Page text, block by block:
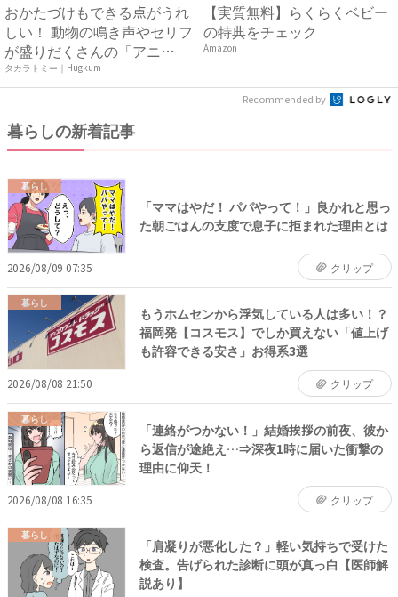
おかたづけもできる点がうれ
しい！ 動物の鳴き声やセリフ
が盛りだくさんの「アニ
ア ...
タカラトミー｜Hugkum
【実質無料】らくらくベビー
の特典をチェック
Amazon
Recommended by
暮らしの新着記事
暮らし
「ママはやだ！ パパやって！」良かれと思っ
た朝ごはんの支度で息子に拒まれた理由とは
2026/08/09 07:35 クリップ
暮らし
もうホムセンから浮気している人は多い！？
福岡発【コスモス】でしか買えない「値上げ
も許容できる安さ」お得系3選
2026/08/08 21:50 クリップ
暮らし
「連絡がつかない！」結婚挨拶の前夜、彼か
ら返信が途絶え…⇒深夜1時に届いた衝撃の
理由に仰天！
2026/08/08 16:35 クリップ
暮らし
「肩凝りが悪化した？」軽い気持ちで受けた
検査。告げられた診断に頭が真っ白【医師解
説あり】